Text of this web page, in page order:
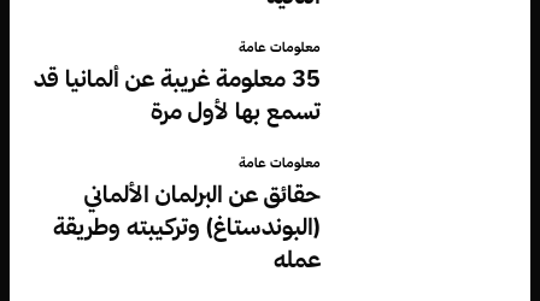
معلومات عامة
35 معلومة غريبة عن ألمانيا قد
تسمع بها لأول مرة
معلومات عامة
حقائق عن البرلمان الألماني
(البوندستاغ) وتركيبته وطريقة
عمله